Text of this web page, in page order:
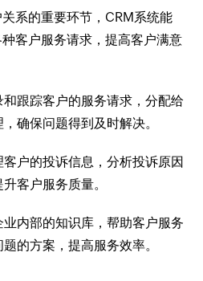
系的重要环节，CRM系统能
客户服务请求，提高客户满意
和跟踪客户的服务请求，分配给
确保问题得到及时解决。
客户的投诉信息，分析投诉原因
客户服务质量。
业内部的知识库，帮助客户服务
的方案，提高服务效率。